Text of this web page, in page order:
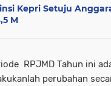
Kepri Setuju
M
RPJMD Tahun ini
perubahan